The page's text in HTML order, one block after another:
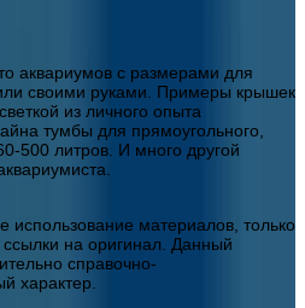
аквариумов с размерами для
своими руками. Примеры крышек
из личного опыта
тумбы для прямоугольного,
500 литров. И много другой
материалов, только
на оригинал. Данный
справочно-
характер.